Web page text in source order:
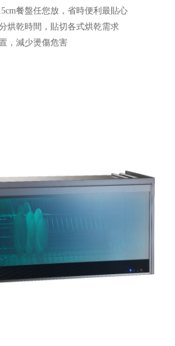
餐盤任您放，省時便利最貼心
烘乾時間，貼切各式烘乾需求
，減少燙傷危害